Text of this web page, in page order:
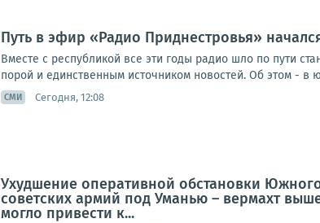
Путь в эфир «Радио Приднестровья»
Вместе с республикой все эти годы радио шло по пути
порой и единственным источником новостей. Об этом - в
СМИ Сегодня, 12:08
Ухудшение оперативной обстановки
советских армий под Уманью – вермахт
могло привести к...